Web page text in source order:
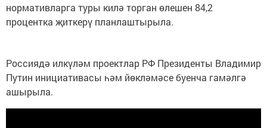
нормативларга туры килә торган өлешен 84,2
процентка җиткерү планлаштырыла.
Россиядә илкүләм проектлар РФ Президенты Владимир
Путин инициативасы һәм йөкләмәсе буенча гамәлгә
ашырыла.